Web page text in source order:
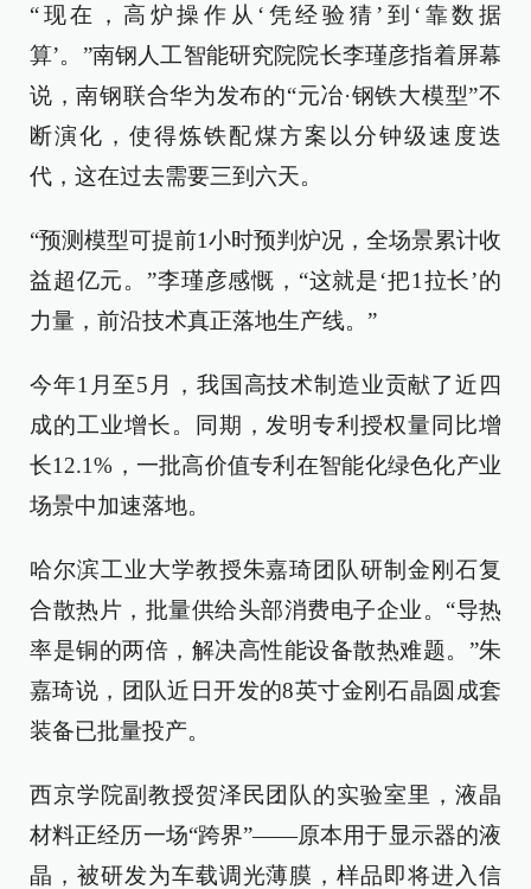
“现在，高炉操作从‘凭经验猜’到‘靠数据
算’。”南钢人工智能研究院院长李瑾彦指着屏幕
说，南钢联合华为发布的“元冶·钢铁大模型”不
断演化，使得炼铁配煤方案以分钟级速度迭
代，这在过去需要三到六天。
“预测模型可提前1小时预判炉况，全场景累计收
益超亿元。”李瑾彦感慨，“这就是‘把1拉长’的
力量，前沿技术真正落地生产线。”
今年1月至5月，我国高技术制造业贡献了近四
成的工业增长。同期，发明专利授权量同比增
长12.1%，一批高价值专利在智能化绿色化产业
场景中加速落地。
哈尔滨工业大学教授朱嘉琦团队研制金刚石复
合散热片，批量供给头部消费电子企业。“导热
率是铜的两倍，解决高性能设备散热难题。”朱
嘉琦说，团队近日开发的8英寸金刚石晶圆成套
装备已批量投产。
西京学院副教授贺泽民团队的实验室里，液晶
材料正经历一场“跨界”——原本用于显示器的液
晶，被研发为车载调光薄膜，样品即将进入信